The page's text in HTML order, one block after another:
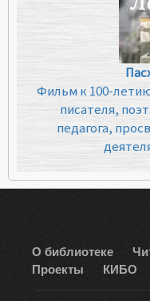
Фильм к 100-
писателя,
педагога,
О библиотеке
Проекты
КИБО